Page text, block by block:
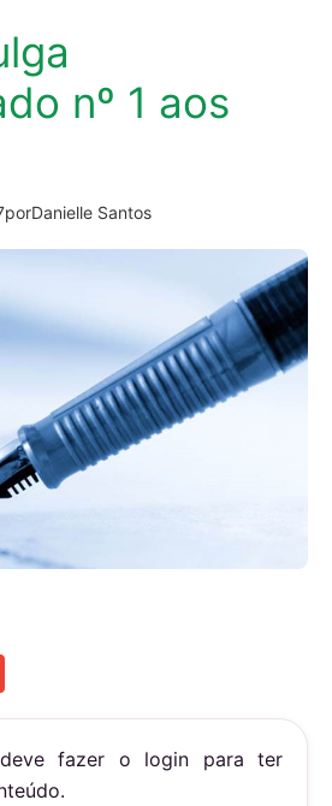
nº 1 aos
porDanielle Santos
m
ai
l
fazer o login para ter